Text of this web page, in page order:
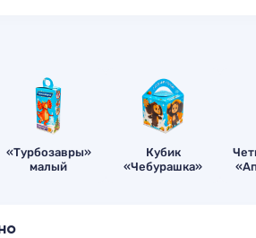
«Турбозавры»
малый
Кубик
«Чебурашка»